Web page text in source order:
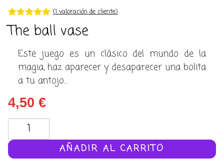
Valorado con
5.00de 5 en
1
un cliente
(1valoración de cliente)
The ball vase
Este juego es un clásico del mundo de la
magia, haz aparecer y desaparecer una bolita
a tu antojo…
4,50 €
vase
cantidad
AÑADIR AL CARRITO